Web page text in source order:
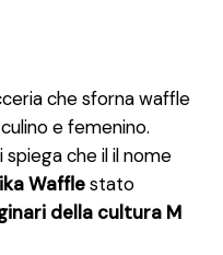
che sforna waffle
e femenino.
che il il nome
Wafflestato
della cultura M